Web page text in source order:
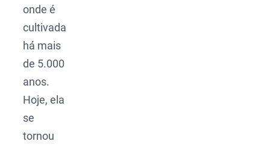
onde é
cultivada
há mais
de 5.000
anos.
Hoje, ela
se
tornou